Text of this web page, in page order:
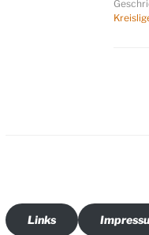
weiter
Links